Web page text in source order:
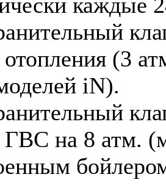
отопления (3
iN).
ГВС на 8 атм.